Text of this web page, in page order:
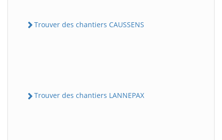
Trouver des chantiers CAUSSENS
Trouver des chantiers LANNEPAX